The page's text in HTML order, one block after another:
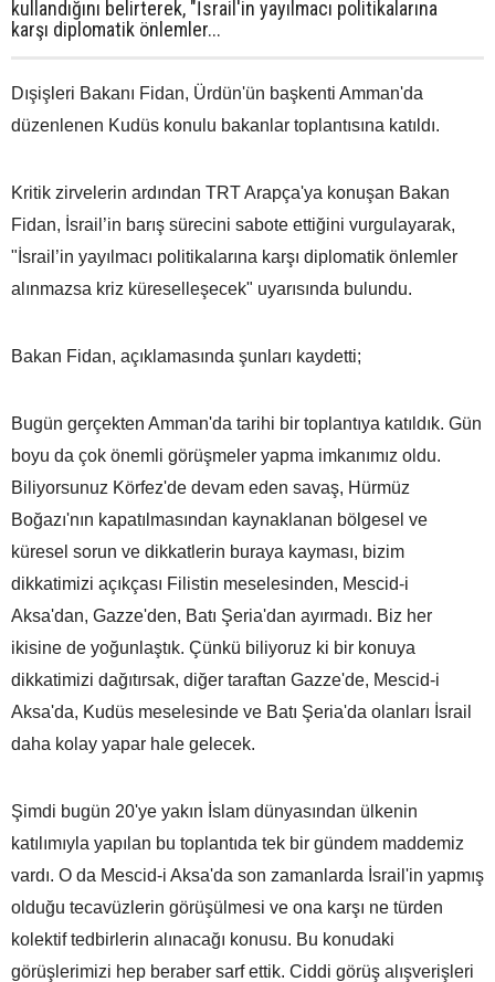
kullandığını belirterek, "İsrail'in yayılmacı politikalarına
karşı diplomatik önlemler...
Dışişleri Bakanı Fidan, Ürdün'ün başkenti Amman'da
düzenlenen Kudüs konulu bakanlar toplantısına katıldı.
Kritik zirvelerin ardından TRT Arapça'ya konuşan Bakan
Fidan, İsrail’in barış sürecini sabote ettiğini vurgulayarak,
"İsrail’in yayılmacı politikalarına karşı diplomatik önlemler
alınmazsa kriz küreselleşecek" uyarısında bulundu.
Bakan Fidan, açıklamasında şunları kaydetti;
Bugün gerçekten Amman'da tarihi bir toplantıya katıldık. Gün
boyu da çok önemli görüşmeler yapma imkanımız oldu.
Biliyorsunuz Körfez'de devam eden savaş, Hürmüz
Boğazı'nın kapatılmasından kaynaklanan bölgesel ve
küresel sorun ve dikkatlerin buraya kayması, bizim
dikkatimizi açıkçası Filistin meselesinden, Mescid-i
Aksa'dan, Gazze'den, Batı Şeria'dan ayırmadı. Biz her
ikisine de yoğunlaştık. Çünkü biliyoruz ki bir konuya
dikkatimizi dağıtırsak, diğer taraftan Gazze'de, Mescid-i
Aksa'da, Kudüs meselesinde ve Batı Şeria'da olanları İsrail
daha kolay yapar hale gelecek.
Şimdi bugün 20'ye yakın İslam dünyasından ülkenin
katılımıyla yapılan bu toplantıda tek bir gündem maddemiz
vardı. O da Mescid-i Aksa'da son zamanlarda İsrail'in yapmış
olduğu tecavüzlerin görüşülmesi ve ona karşı ne türden
kolektif tedbirlerin alınacağı konusu. Bu konudaki
görüşlerimizi hep beraber sarf ettik. Ciddi görüş alışverişleri